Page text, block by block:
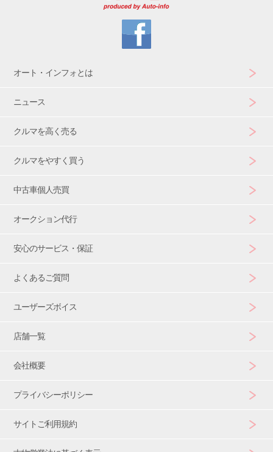
オート・インフォとは
ニュース
クルマを高く売る
クルマをやすく買う
中古車個人売買
オークション代行
安心のサービス・保証
よくあるご質問
ユーザーズボイス
店舗一覧
会社概要
プライバシーポリシー
サイトご利用規約